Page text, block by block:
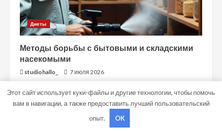
Диеты
Методы борьбы с бытовыми и складскими
насекомыми
studiohallo_ 7 июля 2026
Copyright © Все права защищены.|MoreNewsот AF
themes.
Этот сайт использует куки-файлы и другие технологии, чтобы помочь
вам в навигации, а также предоставить лучший пользовательский
опыт.
OK